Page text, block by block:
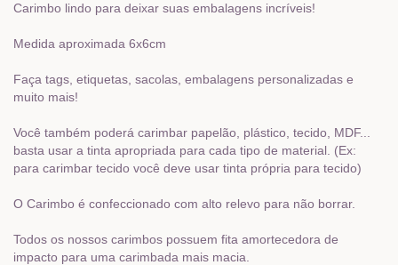
Carimbo lindo para deixar suas embalagens incríveis!
Medida aproximada 6x6cm
Faça tags, etiquetas, sacolas, embalagens personalizadas e
muito mais!
Você também poderá carimbar papelão, plástico, tecido, MDF...
basta usar a tinta apropriada para cada tipo de material. (Ex:
para carimbar tecido você deve usar tinta própria para tecido)
O Carimbo é confeccionado com alto relevo para não borrar.
Todos os nossos carimbos possuem fita amortecedora de
impacto para uma carimbada mais macia.